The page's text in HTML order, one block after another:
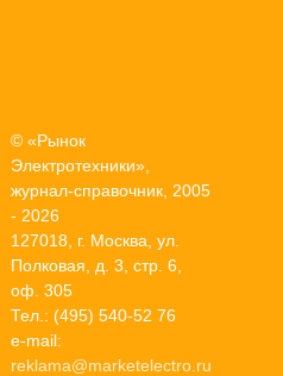
© «Рынок
Электротехники»,
журнал-справочник, 2005
- 2026
127018, г. Москва, ул.
Полковая, д. 3, стр. 6,
оф. 305
Тел.: (495) 540-52 76
e-mail:
reklama@marketelectro.ru